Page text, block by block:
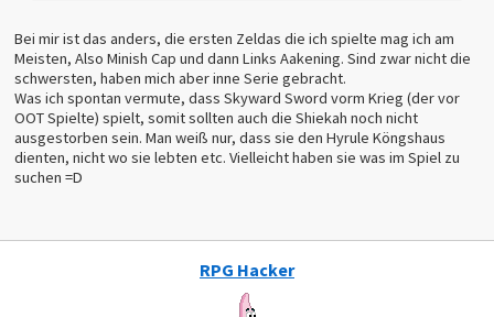
Bei mir ist das anders, die ersten Zeldas die ich spielte mag ich am
Meisten, Also Minish Cap und dann Links Aakening. Sind zwar nicht die
schwersten, haben mich aber inne Serie gebracht.
Was ich spontan vermute, dass Skyward Sword vorm Krieg (der vor
OOT Spielte) spielt, somit sollten auch die Shiekah noch nicht
ausgestorben sein. Man weiß nur, dass sie den Hyrule Köngshaus
dienten, nicht wo sie lebten etc. Vielleicht haben sie was im Spiel zu
suchen =D
RPG Hacker